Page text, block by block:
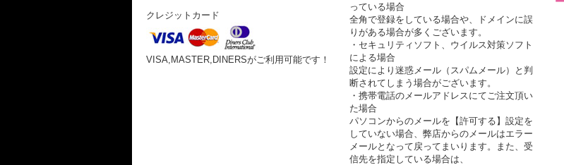
クレジットカード
VISA,MASTER,DINERSがご利用可能です！
っている場合
全角で登録をしている場合や、ドメインに誤
りがある場合が多くございます。
・セキュリティソフト、ウイルス対策ソフト
による場合
設定により迷惑メール（スパムメール）と判
断されてしまう場合がございます。
・携帯電話のメールアドレスにてご注文頂い
た場合
パソコンからのメールを【許可する】設定を
していない場合、弊店からのメールはエラー
メールとなって戻ってまいります。また、受
信先を指定している場合は、